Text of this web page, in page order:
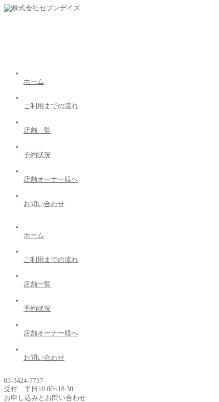
ホーム
ご利用までの流れ
店舗一覧
予約状況
店舗オーナー様へ
お問い合わせ
ホーム
ご利用までの流れ
店舗一覧
予約状況
店舗オーナー様へ
お問い合わせ
03-3424-7737
受付 平日10:00~18:30
お申し込みとお問い合わせ